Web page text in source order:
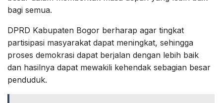
bagi semua.
DPRD Kabupaten Bogor berharap agar tingkat
partisipasi masyarakat dapat meningkat, sehingga
proses demokrasi dapat berjalan dengan lebih baik
dan hasilnya dapat mewakili kehendak sebagian besar
penduduk.